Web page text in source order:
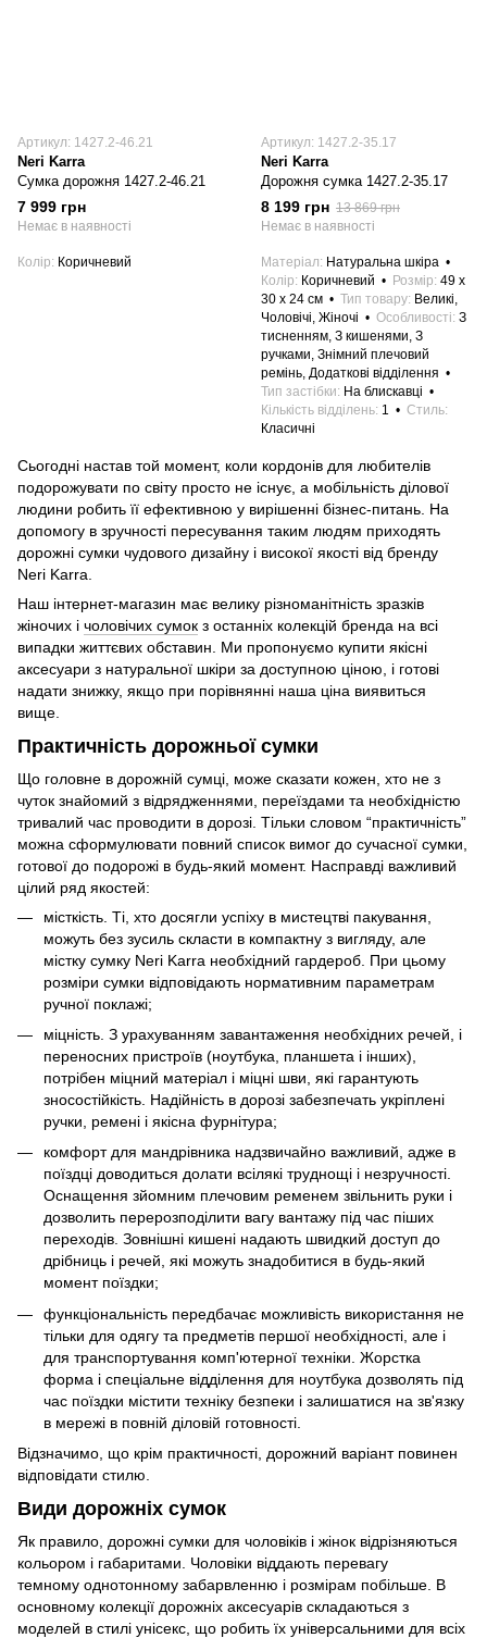
Артикул: 1427.2-46.21
Neri Karra
Сумка дорожня 1427.2-46.21
7 999 грн
Немає в наявності
Колір Коричневий
Артикул: 1427.2-35.17
Neri Karra
Дорожня сумка 1427.2-35.17
8 199 грн 13 869 грн
Немає в наявності
Матеріал
Натуральна шкіра
Колір
Коричневий Розмір 49 x
30 x 24 см
Тип товару Великі,
Чоловічі, Жіночі
Особливості З
тисненням, З кишенями, З
ручками, Знімний плечовий
ремінь, Додаткові відділення
Тип застібки
На блискавці
Кількість відділень 1
Стиль
Класичні
Сьогодні настав той момент, коли кордонів для любителів
подорожувати по світу просто не існує, а мобільність ділової
людини робить її ефективною у вирішенні бізнес-питань. На
допомогу в зручності пересування таким людям приходять
дорожні сумки чудового дизайну і високої якості від бренду
Neri Karra.
Наш інтернет-магазин має велику різноманітність зразків
жіночих і чоловічих сумок з останніх колекцій бренда на всі
випадки життєвих обставин. Ми пропонуємо купити якісні
аксесуари з натуральної шкіри за доступною ціною, і готові
надати знижку, якщо при порівнянні наша ціна виявиться
вище.
Практичність дорожньої сумки
Що головне в дорожній сумці, може сказати кожен, хто не з
чуток знайомий з відрядженнями, переїздами та необхідністю
тривалий час проводити в дорозі. Тільки словом “практичність”
можна сформулювати повний список вимог до сучасної сумки,
готової до подорожі в будь-який момент. Насправді важливий
цілий ряд якостей:
місткість. Ті, хто досягли успіху в мистецтві пакування,
можуть без зусиль скласти в компактну з вигляду, але
містку сумку Neri Karra необхідний гардероб. При цьому
розміри сумки відповідають нормативним параметрам
ручної поклажі;
міцність. З урахуванням завантаження необхідних речей, і
переносних пристроїв (ноутбука, планшета і інших),
потрібен міцний матеріал і міцні шви, які гарантують
зносостійкість. Надійність в дорозі забезпечать укріплені
ручки, ремені і якісна фурнітура;
комфорт для мандрівника надзвичайно важливий, адже в
поїздці доводиться долати всілякі труднощі і незручності.
Оснащення зйомним плечовим ременем звільнить руки і
дозволить перерозподілити вагу вантажу під час піших
переходів. Зовнішні кишені надають швидкий доступ до
дрібниць і речей, які можуть знадобитися в будь-який
момент поїздки;
функціональність передбачає можливість використання не
тільки для одягу та предметів першої необхідності, але і
для транспортування комп'ютерної техніки. Жорстка
форма і спеціальне відділення для ноутбука дозволять під
час поїздки містити техніку безпеки і залишатися на зв'язку
в мережі в повній діловій готовності.
Відзначимо, що крім практичності, дорожний варіант повинен
відповідати стилю.
Види дорожніх сумок
Як правило, дорожні сумки для чоловіків і жінок відрізняються
кольором і габаритами. Чоловіки віддають перевагу
темному однотонному забарвленню і розмірам побільше. В
основному колекції дорожніх аксесуарів складаються з
моделей в стилі унісекс, що робить їх універсальними для всіх